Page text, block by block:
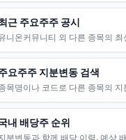
근 주요주주 공시
니온커뮤니티 외 다른 종목의
요주주 지분변동 검색
목명이나 코드로 다른 종목의
내 배당주 순위
분변동과 함께 배당 이력, 예상